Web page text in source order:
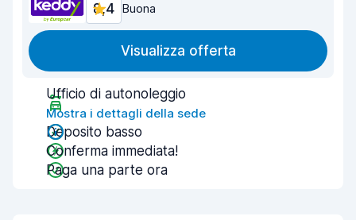
8,4 Buona
Visualizza offerta
Ufficio di autonoleggio
Mostra i dettagli della sede
Deposito basso
Conferma immediata!
Paga una parte ora